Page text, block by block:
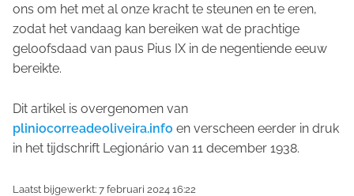
ons om het met al onze kracht te steunen en te eren,
zodat het vandaag kan bereiken wat de prachtige
geloofsdaad van paus Pius IX in de negentiende eeuw
bereikte.
Dit artikel is overgenomen van
pliniocorreadeoliveira.info en verscheen eerder in druk
in het tijdschrift Legionário van 11 december 1938.
Laatst bijgewerkt: 7 februari 2024 16:22